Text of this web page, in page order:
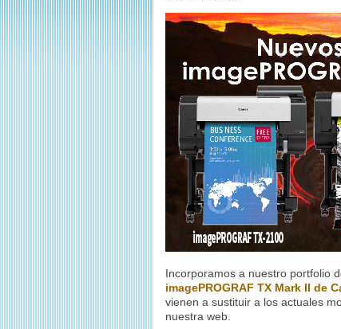
Incorporamos a nuestro portfolio
imagePROGRAF TX Mark II de
vienen a sustituir a los actuales
nuestra web.